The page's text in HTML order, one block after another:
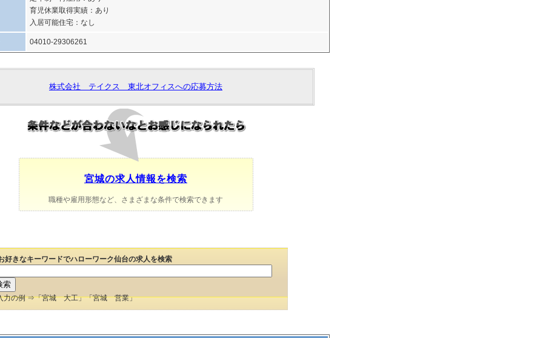
育児休業取得実績：あり
入居可能住宅：なし
04010-29306261
株式会社 テイクス 東北オフィスへの応募方法
宮城の求人情報を検索
職種や雇用形態など、さまざまな条件で検索できます
好きなキーワードでハローワーク仙台の求人を検索
力の例 ⇒「宮城 大工」「宮城 営業」